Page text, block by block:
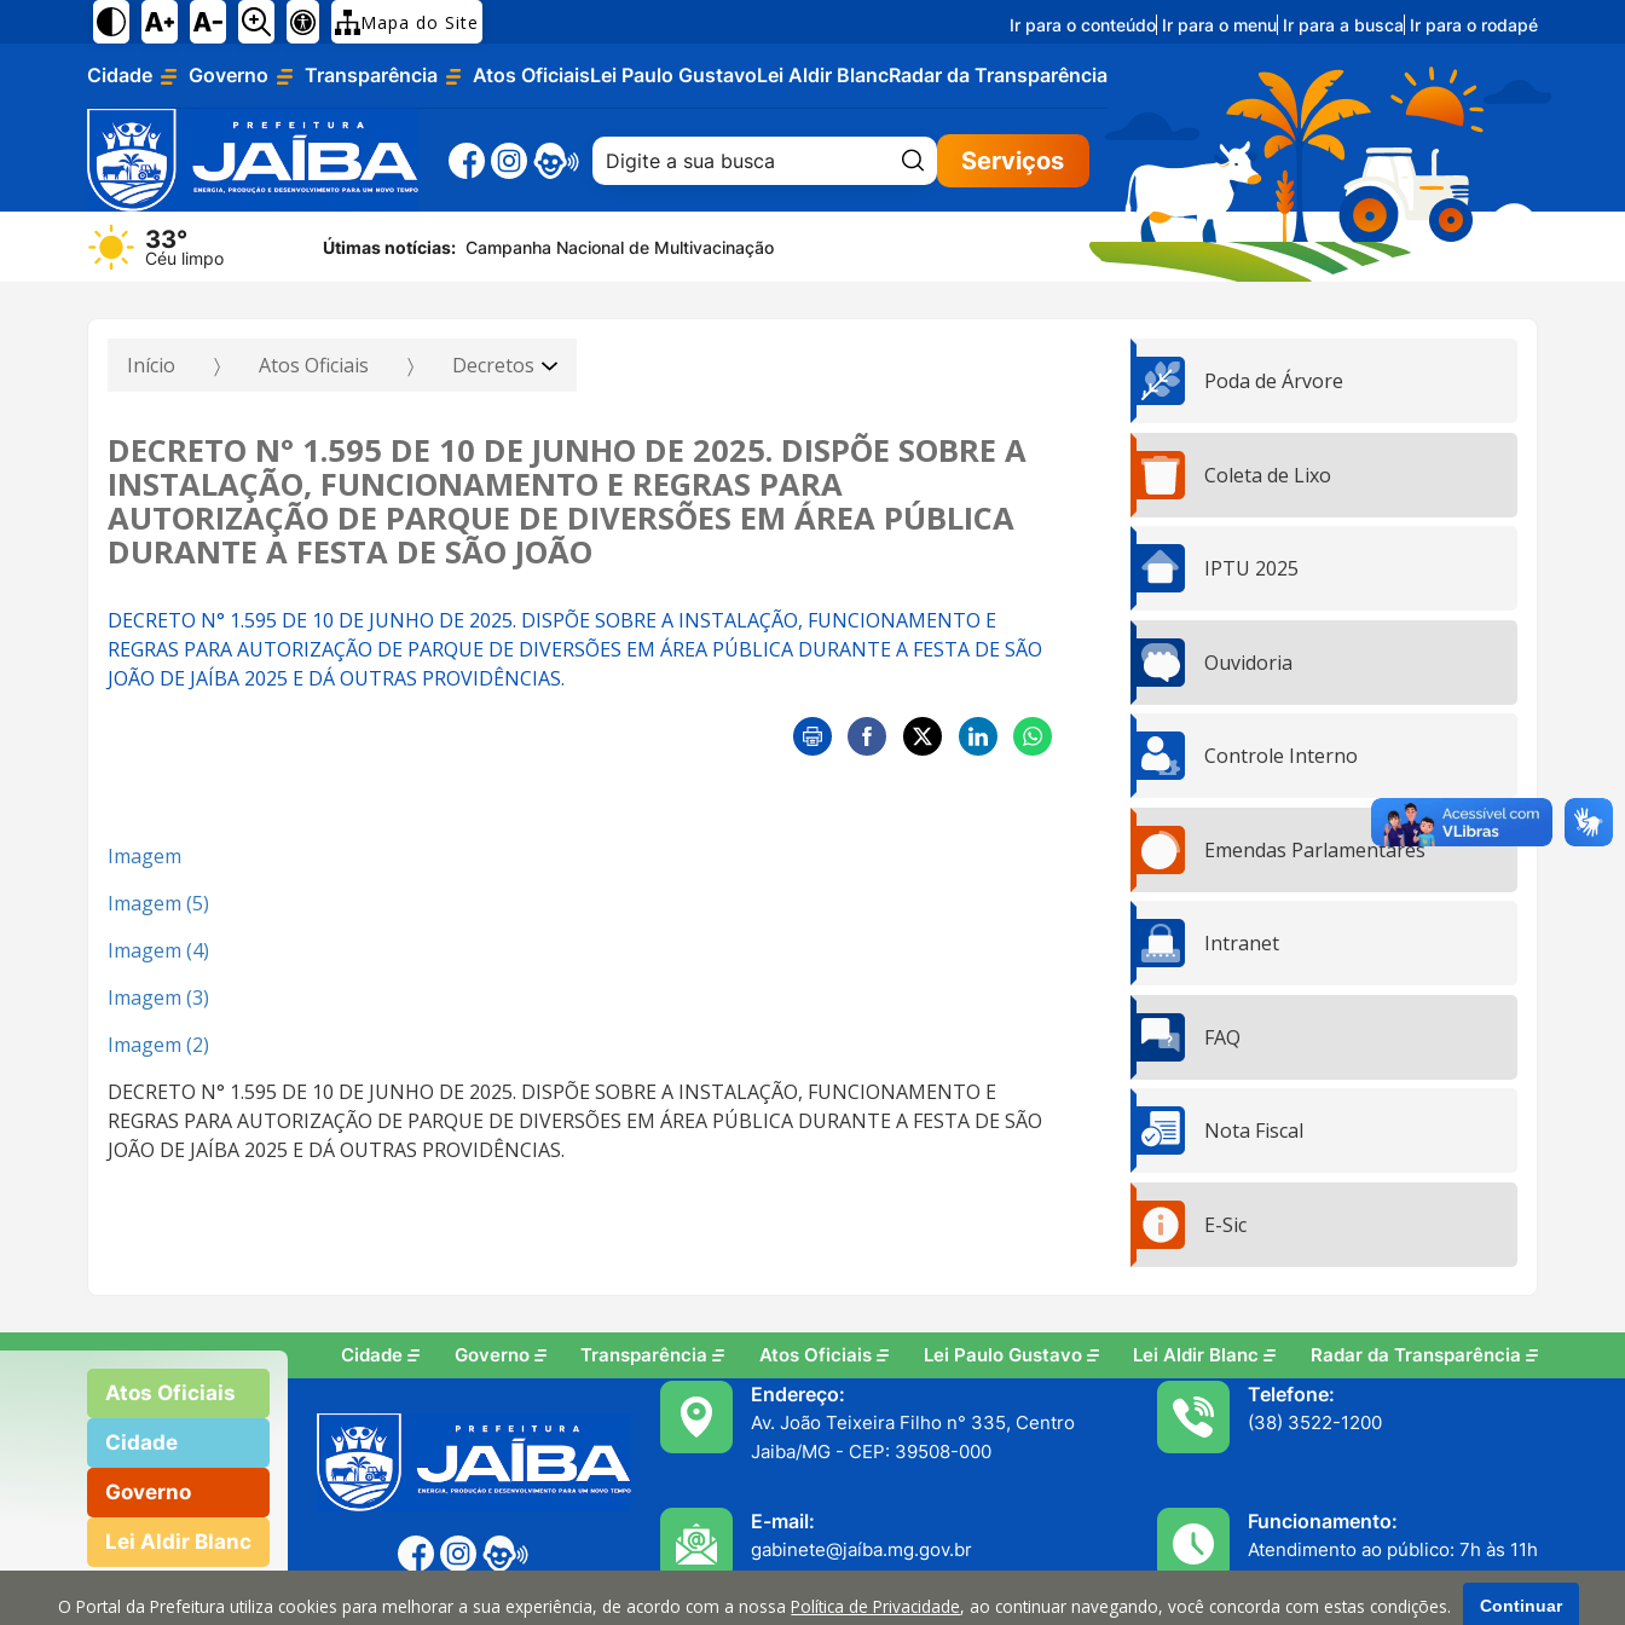
Mapa do Site Ir para o conteúdo Ir para o menu Ir para a busca Ir para o rodapé
Cidade Governo Transparência Atos OficiaisLei Paulo GustavoLei Aldir BlancRadar da Transparência
Pesquisar:
Serviços
33°
Céu limpo
Útimas notícias: Campanha Nacional de Multivacinação
Início Atos Oficiais Decretos
DECRETO N° 1.595 DE 10 DE JUNHO DE 2025. DISPÕE SOBRE A
INSTALAÇÃO, FUNCIONAMENTO E REGRAS PARA
AUTORIZAÇÃO DE PARQUE DE DIVERSÕES EM ÁREA PÚBLICA
DURANTE A FESTA DE SÃO JOÃO
DECRETO N° 1.595 DE 10 DE JUNHO DE 2025. DISPÕE SOBRE A INSTALAÇÃO, FUNCIONAMENTO E
REGRAS PARA AUTORIZAÇÃO DE PARQUE DE DIVERSÕES EM ÁREA PÚBLICA DURANTE A FESTA DE SÃO
JOÃO DE JAÍBA 2025 E DÁ OUTRAS PROVIDÊNCIAS.
Imagem
Imagem (5)
Imagem (4)
Imagem (3)
Imagem (2)
DECRETO N° 1.595 DE 10 DE JUNHO DE 2025. DISPÕE SOBRE A INSTALAÇÃO, FUNCIONAMENTO E
REGRAS PARA AUTORIZAÇÃO DE PARQUE DE DIVERSÕES EM ÁREA PÚBLICA DURANTE A FESTA DE SÃO
JOÃO DE JAÍBA 2025 E DÁ OUTRAS PROVIDÊNCIAS.
Poda de Árvore
Coleta de Lixo
IPTU 2025
Ouvidoria
Controle Interno
Emendas Parlamentares
Intranet
FAQ
Nota Fiscal
E-Sic
Cidade Governo Transparência Atos Oficiais Lei Paulo Gustavo Lei Aldir Blanc Radar da Transparência
Atos Oficiais
Cidade
Governo
Lei Aldir Blanc
Endereço:
Av. João Teixeira Filho n° 335, Centro
Jaiba/MG - CEP: 39508-000
Telefone:
(38) 3522-1200
E-mail:
gabinete@jaíba.mg.gov.br
Funcionamento:
Atendimento ao público: 7h às 11h
Serviços internos: 13h às 17h
O Portal da Prefeitura utiliza cookies para melhorar a sua experiência, de acordo com a nossaPolítica de Privacidade, ao continuar navegando, você concorda com estas condições. Continuar